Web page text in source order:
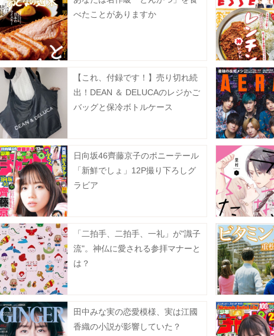
べたことがありますか
【これ、付録です！】売り切れ続
出！DEAN ＆ DELUCAのレジかご
バッグと保冷ボトルケース
日向坂46齊藤京子のポニーテール
「新鮮でしょ」12P撮り下ろしグ
ラビア
「二拍手、二拍手、一礼」が"識子
流"。神仏に愛される参拝マナーと
は？
田中みな実の恋愛模様、実は江國
香織の小説が影響していた？